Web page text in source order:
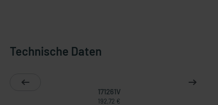
Technische Daten
171261V
192,72 €